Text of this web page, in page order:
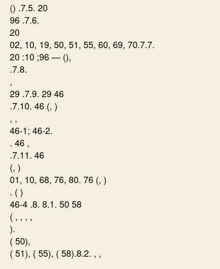
() .7.5. 20
96 .7.6.
20
02, 10, 19, 50, 51, 55, 60, 69, 70.7.7.
20 :10 ;96 — (),
.7.8.
,
29 .7.9. 29 46
.7.10. 46 (, )
, ,
46-1; 46-2.
. 46 ,
.7.11. 46
(, )
01, 10, 68, 76, 80. 76 (, )
. ( )
46-4 .8. 8.1. 50 58
( , , , ,
).
( 50),
( 51), ( 55), ( 58).8.2. , ,